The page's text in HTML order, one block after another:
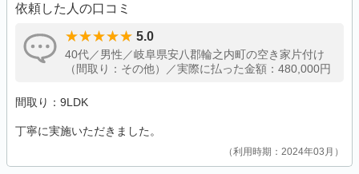
依頼した人の口コミ
5.0
40代／男性／岐阜県安八郡輪之内町の空き家片付け
（間取り：その他）／実際に払った金額：480,000円
間取り：9LDK
丁寧に実施いただきました。
利用時期：2024年03月